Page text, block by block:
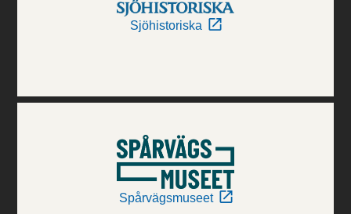
Sjöhistoriska
Spårvägsmuseet